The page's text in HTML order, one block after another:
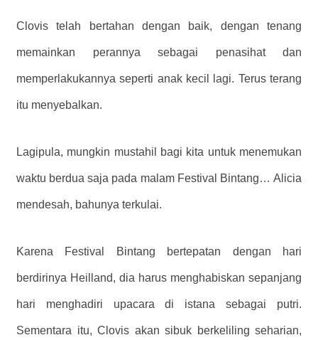
Clovis telah bertahan dengan baik, dengan tenang
memainkan perannya sebagai penasihat dan
memperlakukannya seperti anak kecil lagi. Terus terang
itu menyebalkan.
Lagipula, mungkin mustahil bagi kita untuk menemukan
waktu berdua saja pada malam Festival Bintang… Alicia
mendesah, bahunya terkulai.
Karena Festival Bintang bertepatan dengan hari
berdirinya Heilland, dia harus menghabiskan sepanjang
hari menghadiri upacara di istana sebagai putri.
Sementara itu, Clovis akan sibuk berkeliling seharian,